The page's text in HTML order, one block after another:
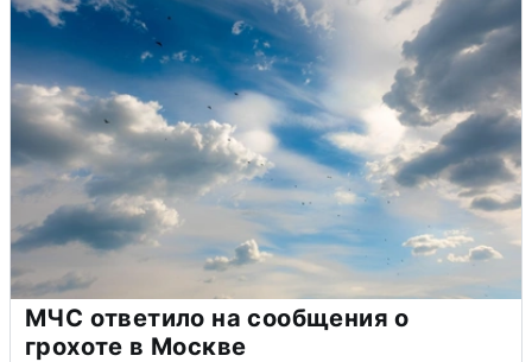
МЧС ответило на сообщения о
грохоте в Москве